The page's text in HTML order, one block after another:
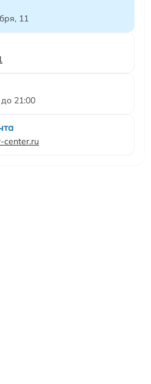
11
21:00
center.ru